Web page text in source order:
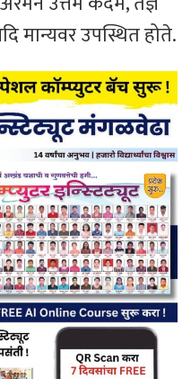
मान्यवर उपस्थित होते.